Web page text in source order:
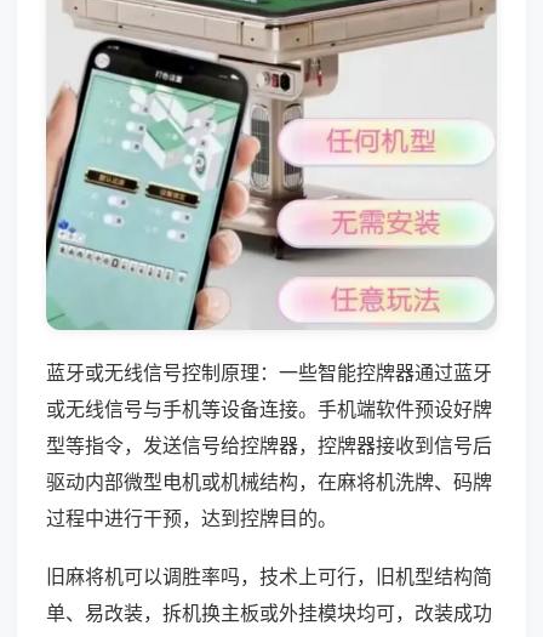
蓝牙或无线信号控制原理：一些智能控牌器通过蓝牙
或无线信号与手机等设备连接。手机端软件预设好牌
型等指令，发送信号给控牌器，控牌器接收到信号后
驱动内部微型电机或机械结构，在麻将机洗牌、码牌
过程中进行干预，达到控牌目的。
旧麻将机可以调胜率吗，技术上可行，旧机型结构简
单、易改装，拆机换主板或外挂模块均可，改装成功